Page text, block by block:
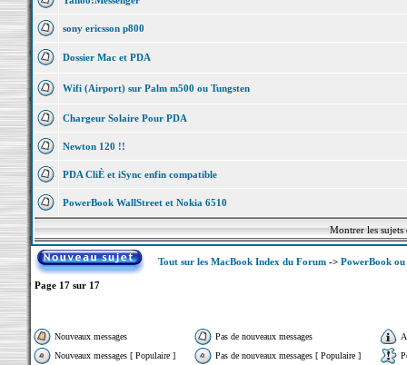
sony ericsson p800
Dossier Mac et PDA
Wifi (Airport) sur Palm m500 ou Tungsten
Chargeur Solaire Pour PDA
Newton 120 !!
PDA CliÈ et iSync enfin compatible
PowerBook WallStreet et Nokia 6510
Montrer les
Tout sur les MacBook Index du Forum-> PowerBook
Page 17sur 17
Nouveaux messages Pas de nouveaux messages
Nouveaux messages [ Populaire ]
Pas de nouveaux messages [ Populaire ]